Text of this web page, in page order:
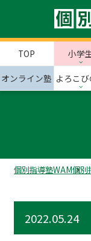
TOP 小学
オンライン塾 よろこ
個別指導塾WAM個別
2022.05.24